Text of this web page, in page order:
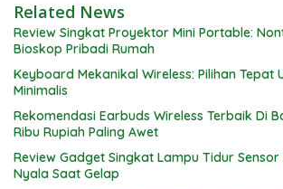
Related News
Review Singkat Proyektor Mini Portable:
Bioskop Pribadi Rumah
Keyboard Mekanikal Wireless: Pilihan Tepat
Minimalis
Rekomendasi Earbuds Wireless Terbaik Di
Ribu Rupiah Paling Awet
Review Gadget Singkat Lampu Tidur
Nyala Saat Gelap